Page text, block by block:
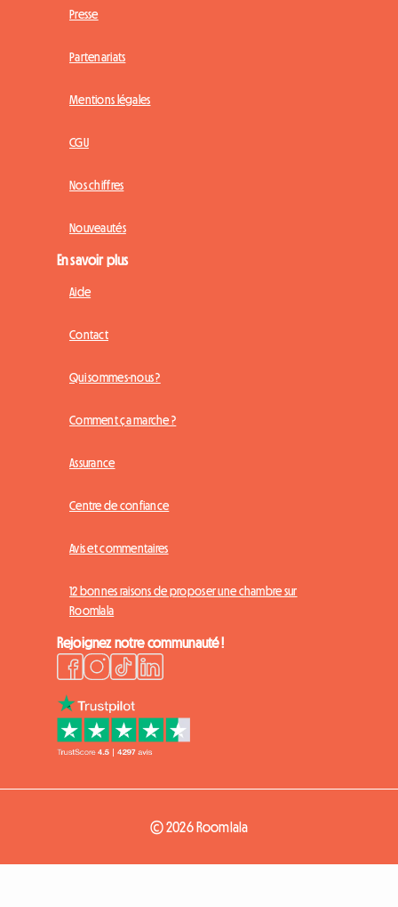
Presse
Partenariats
Mentions légales
CGU
Nos chiffres
Nouveautés
En savoir plus
Aide
Contact
Qui sommes-nous ?
Comment ça marche ?
Assurance
Centre de confiance
Avis et commentaires
12 bonnes raisons de proposer une chambre sur
Roomlala
Rejoignez notre communauté !
© 2026 Roomlala